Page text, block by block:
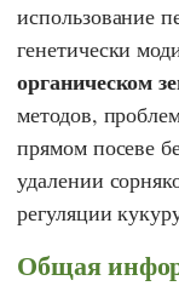
использование
генетически
органическом
методов,
прямом посеве
удалении
регуляции
Общая